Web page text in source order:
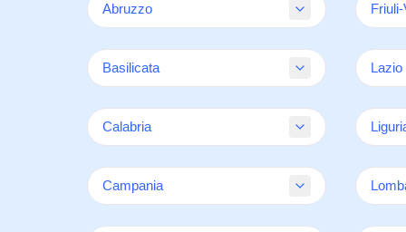
Abruzzo
LAquila
Teramo
Basilicata
Matera
Calabria
Cosenza
Campania
Udine
Lazio
Latina